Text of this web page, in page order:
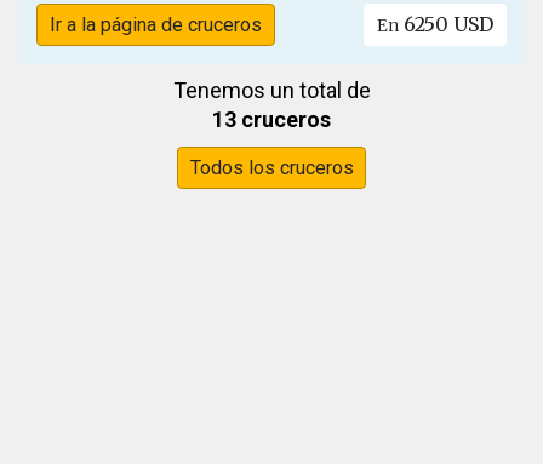
Ir a la página de cruceros En 6250 USD
Tenemos un total de
13 cruceros
Todos los cruceros